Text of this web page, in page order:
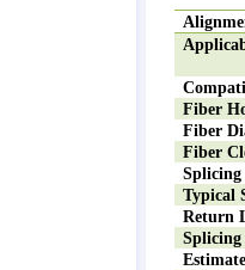
Fiber
Fiber
Fiber
Splicing
Typical
Return
Splicing